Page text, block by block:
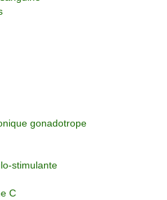
gonadotrope
stimulante
C